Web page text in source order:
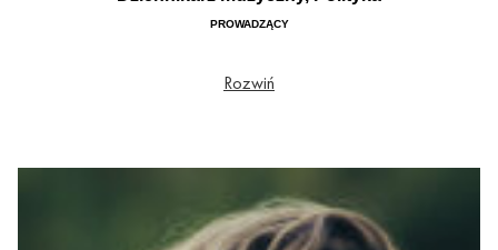
PROWADZĄCY
Ziemia Niczyja. Założyciel międzynarodowego serwisu beehype, który zrzesza
Rozwiń